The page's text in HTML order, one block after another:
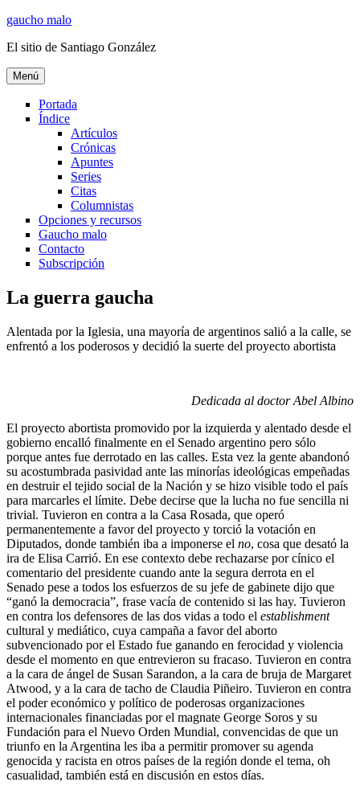
Ir
contenido
gaucho malo
El sitio de Santiago González
Menú
Portada
Índice
Artículos
Crónicas
Apuntes
Series
Citas
Columnistas
Opciones y recursos
Gaucho malo
Contacto
Subscripción
La guerra gaucha
Alentada por la Iglesia, una mayoría de argentinos salió a la calle, se
enfrentó a los poderosos y decidió la suerte del proyecto abortista
Dedicada al doctor Abel Albino
El proyecto abortista promovido por la izquierda y alentado desde el
gobierno encalló finalmente en el Senado argentino pero sólo
porque antes fue derrotado en las calles. Esta vez la gente abandonó
su acostumbrada pasividad ante las minorías ideológicas empeñadas
en destruir el tejido social de la Nación y se hizo visible todo el país
para marcarles el límite. Debe decirse que la lucha no fue sencilla ni
trivial. Tuvieron en contra a la Casa Rosada, que operó
permanentemente a favor del proyecto y torció la votación en
Diputados, donde también iba a imponerse el no, cosa que desató la
ira de Elisa Carrió. En ese contexto debe rechazarse por cínico el
comentario del presidente cuando ante la segura derrota en el
Senado pese a todos los esfuerzos de su jefe de gabinete dijo que
“ganó la democracia”, frase vacía de contenido si las hay. Tuvieron
en contra los defensores de las dos vidas a todo el establishment
cultural y mediático, cuya campaña a favor del aborto
subvencionado por el Estado fue ganando en ferocidad y violencia
desde el momento en que entrevieron su fracaso. Tuvieron en contra
a la cara de ángel de Susan Sarandon, a la cara de bruja de Margaret
Atwood, y a la cara de tacho de Claudia Piñeiro. Tuvieron en contra
el poder económico y político de poderosas organizaciones
internacionales financiadas por el magnate George Soros y su
Fundación para el Nuevo Orden Mundial, convencidas de que un
triunfo en la Argentina les iba a permitir promover su agenda
genocida y racista en otros países de la región donde el tema, oh
casualidad, también está en discusión en estos días.